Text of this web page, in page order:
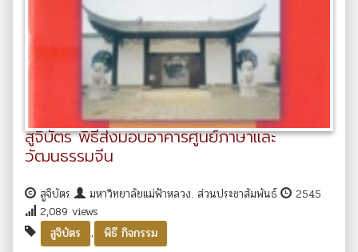
สูจิบัตร พิธีส่งมอบอาคารศูนย์ภาษาและ
วัฒนธรรมจีน
สูจิบัตร มหาวิทยาลัยแม่ฟ้าหลวง. ส่วนประชาสัมพันธ์
2545
2,089 views
สูจิบัตร
, พิธี กิจกรรม